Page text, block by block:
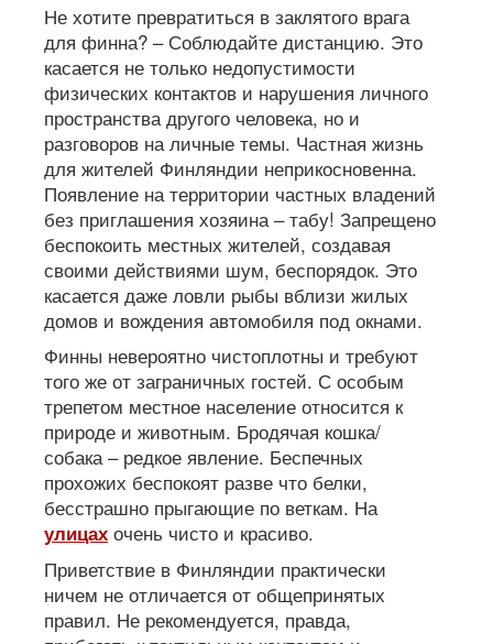
Не хотите превратиться в заклятого врага
для финна? – Соблюдайте дистанцию. Это
касается не только недопустимости
физических контактов и нарушения личного
пространства другого человека, но и
разговоров на личные темы. Частная жизнь
для жителей Финляндии неприкосновенна.
Появление на территории частных владений
без приглашения хозяина – табу! Запрещено
беспокоить местных жителей, создавая
своими действиями шум, беспорядок. Это
касается даже ловли рыбы вблизи жилых
домов и вождения автомобиля под окнами.
Финны невероятно чистоплотны и требуют
того же от заграничных гостей. С особым
трепетом местное население относится к
природе и животным. Бродячая кошка/
собака – редкое явление. Беспечных
прохожих беспокоят разве что белки,
бесстрашно прыгающие по веткам. На
улицах очень чисто и красиво.
Приветствие в Финляндии практически
ничем не отличается от общепринятых
правил. Не рекомендуется, правда,